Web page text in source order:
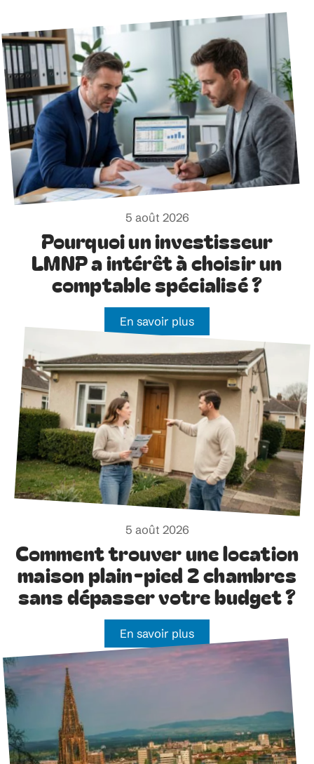
5 août 2026
Pourquoi un investisseur
LMNP a intérêt à choisir un
comptable spécialisé ?
En savoir plus
5 août 2026
Comment trouver une location
maison plain-pied 2 chambres
sans dépasser votre budget ?
En savoir plus